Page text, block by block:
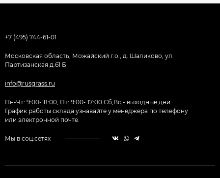
+7 (495) 744-61-01
Московская область, Можайский г.о., д. Шаликово, ул.
Партизанская д.61 Б
info@rusgrass.ru
Пн-Чт: 9:00-18:00, Пт: 9:00- 17:00 Сб,Вс - выходные дни
График работы склада узнавайте у менеджера по телефону
или электронной почте.
Мы в соц.сетях